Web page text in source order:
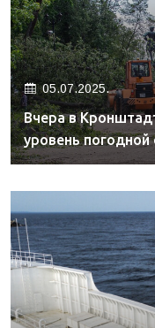
05.07.2025.
Вчера в
уровень погодной